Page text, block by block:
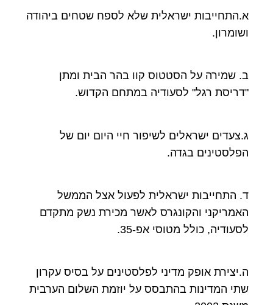
א.התחייבות ישראלית שלא לספח שטחים ביהודה
ושומרון.
ב. שמירה על הסטטוס קוו בהר הבית ומתן
"דריסת רגל" לסעודיה במתחם הקדוש.
ג.צעדים ישראלים לשיפור חיי היום יום של
הפלסטינים בגדה.
ד. התחייבות ישראלית לפעול אצל הממשל
האמריקני והקונגרס לאשר מכירת נשק מתקדם
לסעודיה, כולל מטוסי אפ-35.
ה.יצירת אופק מדיני לפלסטינים על בסיס עקרון
שתי המדינות בהתבסס על יוזמת השלום הערבית